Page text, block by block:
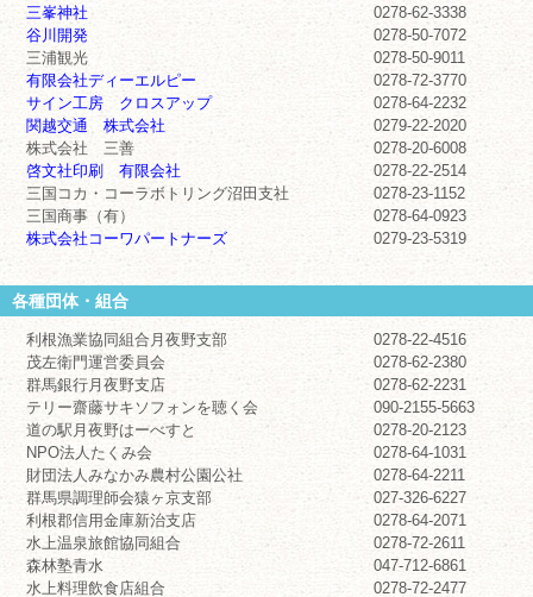
三峯神社
0278-62-3338
谷川開発
0278-50-7072
三浦観光
0278-50-9011
有限会社ディーエルピー
0278-72-3770
サイン工房 クロスアップ
0278-64-2232
関越交通 株式会社
0279-22-2020
株式会社 三善
0278-20-6008
啓文社印刷 有限会社
0278-22-2514
三国コカ・コーラボトリング沼田支社
0278-23-1152
三国商事（有）
0278-64-0923
株式会社コーワパートナーズ
0279-23-5319
各種団体・組合
利根漁業協同組合月夜野支部
0278-22-4516
茂左衛門運営委員会
0278-62-2380
群馬銀行月夜野支店
0278-62-2231
テリー齋藤サキソフォンを聴く会
090-2155-5663
道の駅月夜野はーべすと
0278-20-2123
NPO法人たくみ会
0278-64-1031
財団法人みなかみ農村公園公社
0278-64-2211
群馬県調理師会猿ヶ京支部
027-326-6227
利根郡信用金庫新治支店
0278-64-2071
水上温泉旅館協同組合
0278-72-2611
森林塾青水
047-712-6861
水上料理飲食店組合
0278-72-2477